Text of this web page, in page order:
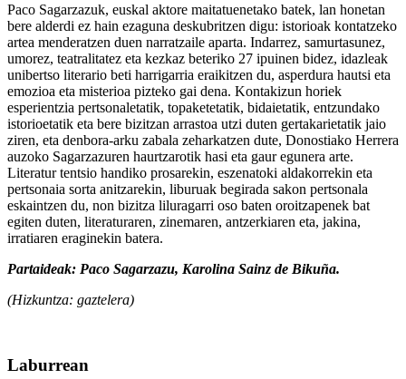
Paco Sagarzazuk, euskal aktore maitatuenetako batek, lan honetan
bere alderdi ez hain ezaguna deskubritzen digu: istorioak kontatzeko
artea menderatzen duen narratzaile aparta. Indarrez, samurtasunez,
umorez, teatralitatez eta kezkaz beteriko 27 ipuinen bidez, idazleak
unibertso literario beti harrigarria eraikitzen du, asperdura hautsi eta
emozioa eta misterioa pizteko gai dena. Kontakizun horiek
esperientzia pertsonaletatik, topaketetatik, bidaietatik, entzundako
istorioetatik eta bere bizitzan arrastoa utzi duten gertakarietatik jaio
ziren, eta denbora-arku zabala zeharkatzen dute, Donostiako Herrera
auzoko Sagarzazuren haurtzarotik hasi eta gaur egunera arte.
Literatur tentsio handiko prosarekin, eszenatoki aldakorrekin eta
pertsonaia sorta anitzarekin, liburuak begirada sakon pertsonala
eskaintzen du, non bizitza liluragarri oso baten oroitzapenek bat
egiten duten, literaturaren, zinemaren, antzerkiaren eta, jakina,
irratiaren eraginekin batera.
Partaideak: Paco Sagarzazu, Karolina Sainz de Bikuña.
(Hizkuntza: gaztelera)
Laburrean